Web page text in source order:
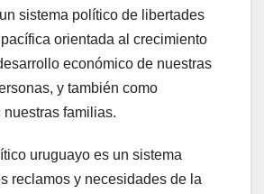
sistema político de libertades
orientada al crecimiento
económico de nuestras
y también como
nuestras familias.
uruguayo es un sistema
reclamos y necesidades de la